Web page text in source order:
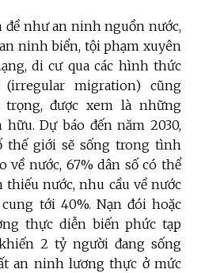
đề như an ninh nguồn nước,
ninh biển, tội phạm xuyên
di cư qua các hình thức
migration) cũng
được xem là những
Dự báo đến năm 2030,
thế giới sẽ sống trong tình
về nước, 67% dân số có thể
nước, nhu cầu về nước
tới 40%. Nạn đói hoặc
thực diễn biến phức tạp
2 tỷ người đang sống
an ninh lương thực ở mức